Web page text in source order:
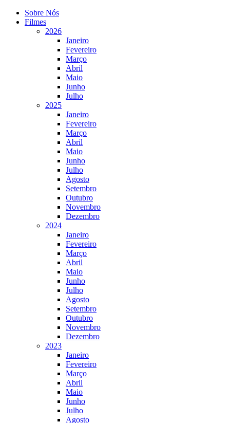
Sobre Nós
Filmes
2026
Janeiro
Fevereiro
Março
Abril
Maio
Junho
Julho
2025
Janeiro
Fevereiro
Março
Abril
Maio
Junho
Julho
Agosto
Setembro
Outubro
Novembro
Dezembro
2024
Janeiro
Fevereiro
Março
Abril
Maio
Junho
Julho
Agosto
Setembro
Outubro
Novembro
Dezembro
2023
Janeiro
Fevereiro
Março
Abril
Maio
Junho
Julho
Agosto